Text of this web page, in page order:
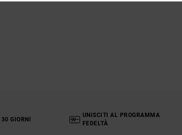
30 GIORNI
UNISCITI AL PROGRAMMA
FEDELTÀ